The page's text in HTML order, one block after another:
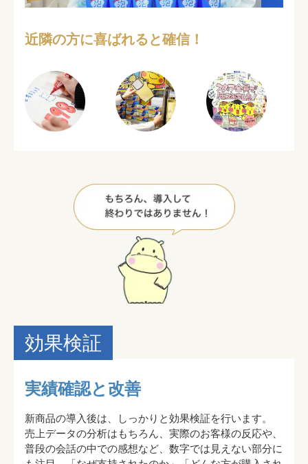
近隣の方に喜ばれると確信！
効果検証
実績確認と改善
新商品の導入後は、しっかりと効果検証を行います。
売上データの分析はもちろん、実際のお客様の反応や、
普段の会話の中での感想など、数字では見えない部分に